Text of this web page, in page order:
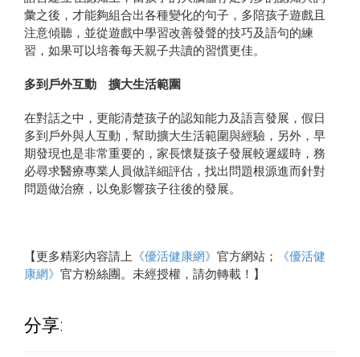
彙之後，才能夠組合出各種變化的句子，多陪孩子遊戲且
注意傾聽，並從遊戲中學習改善發聲的技巧及語句的練
習，如果可以培養每天親子共讀的習慣更佳。
多到戶外互動 擴大生活範圍
在對話之中，更能清楚孩子的認知能力及語言發展，假日
多到戶外與人互動，幫助擴大生活範圍與經驗，另外，早
期發現也是非常重要的，家長懷疑孩子發展較遲緩時，務
必尋求醫療專業人員做詳細評估，找出問題根源進而針對
問題做治療，以免影響孩子往後的發展。
【更多精彩內容請上 《優活健康網》 官方網站；
《優活健
康網》 官方粉絲團。未經授權，請勿轉載！】
分享: